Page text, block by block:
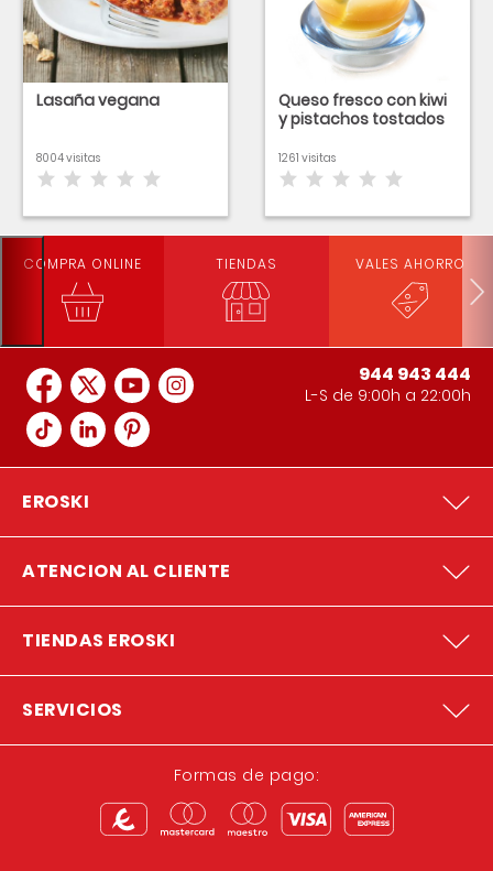
Lasaña vegana
8004 visitas
Queso fresco con kiwi
y pistachos tostados
1261 visitas
COMPRA ONLINE TIENDAS VALES AHORRO
944 943 444
L-S de 9:00h a 22:00h
EROSKI
ATENCION AL CLIENTE
TIENDAS EROSKI
SERVICIOS
Formas de pago: